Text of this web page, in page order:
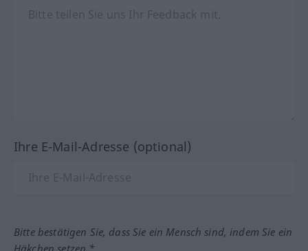
Ihre E-Mail-Adresse (optional)
Bitte bestätigen Sie, dass Sie ein Mensch sind, indem Sie ein